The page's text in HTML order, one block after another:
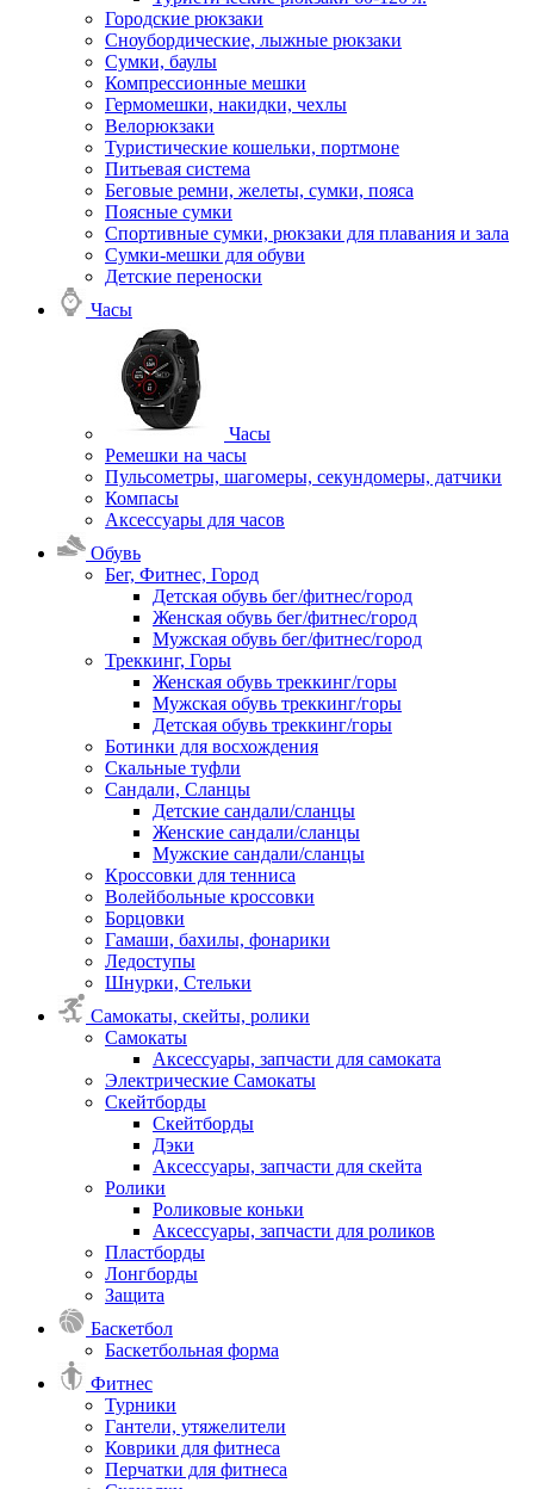
Городские рюкзаки
Сноубордические, лыжные рюкзаки
Сумки, баулы
Компрессионные мешки
Гермомешки, накидки, чехлы
Велорюкзаки
Туристические кошельки, портмоне
Питьевая система
Беговые ремни, желеты, сумки, пояса
Поясные сумки
Спортивные сумки, рюкзаки для плавания и зала
Сумки-мешки для обуви
Детские переноски
Часы
Часы
Ремешки на часы
Пульсометры, шагомеры, секундомеры, датчики
Компасы
Аксессуары для часов
Обувь
Бег, Фитнес, Город
Детская обувь бег/фитнес/город
Женская обувь бег/фитнес/город
Мужская обувь бег/фитнес/город
Треккинг, Горы
Женская обувь треккинг/горы
Мужская обувь треккинг/горы
Детская обувь треккинг/горы
Ботинки для восхождения
Скальные туфли
Сандали, Сланцы
Детские сандали/сланцы
Женские сандали/сланцы
Мужские сандали/сланцы
Кроссовки для тенниса
Волейбольные кроссовки
Борцовки
Гамаши, бахилы, фонарики
Ледоступы
Шнурки, Стельки
Самокаты, скейты, ролики
Самокаты
Аксессуары, запчасти для самоката
Электрические Самокаты
Скейтборды
Скейтборды
Дэки
Аксессуары, запчасти для скейта
Ролики
Роликовые коньки
Аксессуары, запчасти для роликов
Пластборды
Лонгборды
Защита
Баскетбол
Баскетбольная форма
Фитнес
Турники
Гантели, утяжелители
Коврики для фитнеса
Перчатки для фитнеса